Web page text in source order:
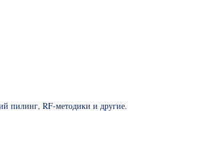
пилинг, RF-методики и другие.